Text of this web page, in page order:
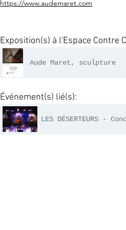
https://www.audemaret.com
Exposition(s) à l'Espace Contre
Aude Maret, sculpture
Événement(s) lié(s):
LES DÉSERTEURS -